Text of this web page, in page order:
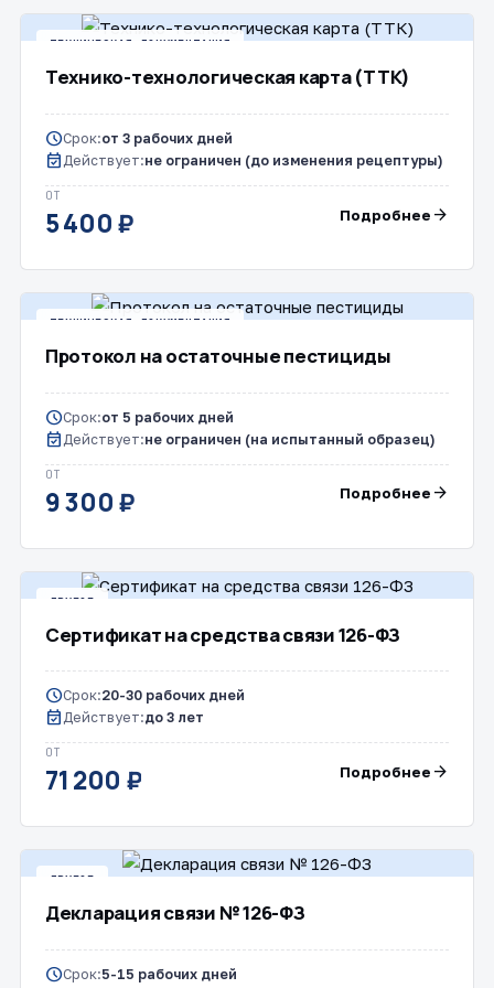
ТЕХНИЧЕСКАЯ ДОКУМЕНТАЦИЯ
Технико-технологическая карта (ТТК)
scheduleСрок:от 3 рабочих дней
event_availableДействует:не ограничен (до изменения рецептуры)
ОТ
5 400 ₽ Подробнее arrow_forward
ТЕХНИЧЕСКАЯ ДОКУМЕНТАЦИЯ
Протокол на остаточные пестициды
scheduleСрок:от 5 рабочих дней
event_available Действует:не ограничен (на испытанный образец)
ОТ
9 300 ₽ Подробнее arrow_forward
ДРУГОЕ
Сертификат на средства связи 126-ФЗ
scheduleСрок:20-30 рабочих дней
event_availableДействует:до 3 лет
ОТ
71 200 ₽ Подробнее arrow_forward
ДРУГОЕ
Декларация связи № 126-ФЗ
scheduleСрок:5-15 рабочих дней